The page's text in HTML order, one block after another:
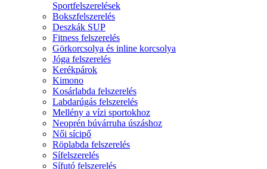
Sportfelszerelések
Bokszfelszerelés
Deszkák SUP
Fitness felszerelés
Görkorcsolya és inline korcsolya
Jóga felszerelés
Kerékpárok
Kimono
Kosárlabda felszerelés
Labdarúgás felszerelés
Mellény a vízi sportokhoz
Neoprén búvárruha úszáshoz
Női sícipő
Röplabda felszerelés
Sífelszerelés
Sífutó felszerelés